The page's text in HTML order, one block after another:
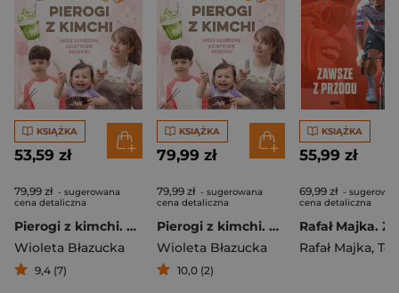
KSIĄŻKA
53,59 zł
79,99 zł - sugerowana
cena detaliczna
Pierogi z kimchi. Moje ulubione azjatyckie przepisy
Wioleta Błazucka
9,4 (7)
KSIĄŻKA
79,99 zł
79,99 zł - sugerowana
cena detaliczna
Pierogi z kimchi. Moje ulubione azjatyckie przepisy - książka z autografem
Wioleta Błazucka
10,0 (2)
KSIĄŻKA
55,99 zł
69,99 zł -
cena detaliczna
Rafał Majka,